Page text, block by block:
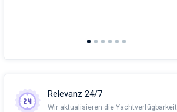
Relevanz 24/7
Wir aktualisieren die Yachtverfügbarkeit